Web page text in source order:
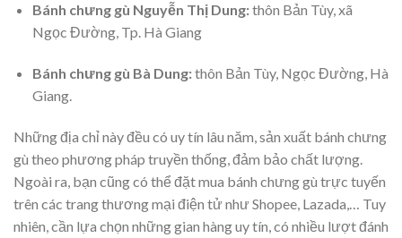
Bánh chưng gù Nguyễn Thị Dung:thôn Bản Tùy, xã
Ngọc Đường, Tp. Hà Giang
Bánh chưng gù Bà Dung:thôn Bản Tùy, Ngọc Đường, Hà
Giang.
Những địa chỉ này đều có uy tín lâu năm, sản xuất bánh chưng
gù theo phương pháp truyền thống, đảm bảo chất lượng.
Ngoài ra, bạn cũng có thể đặt mua bánh chưng gù trực tuyến
trên các trang thương mại điện tử như Shopee, Lazada,… Tuy
nhiên, cần lựa chọn những gian hàng uy tín, có nhiều lượt đánh